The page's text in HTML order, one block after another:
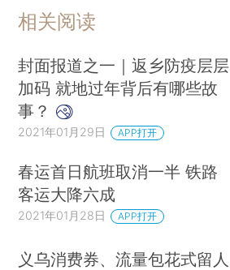
相关阅读
封面报道之一｜返乡防疫层层
加码 就地过年背后有哪些故
事？
2021年01月29日 APP打开
春运首日航班取消一半 铁路
客运大降六成
2021年01月28日 APP打开
义乌消费券、流量包花式留人